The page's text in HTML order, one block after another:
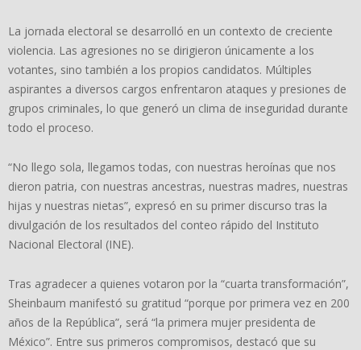
La jornada electoral se desarrolló en un contexto de creciente
violencia. Las agresiones no se dirigieron únicamente a los
votantes, sino también a los propios candidatos. Múltiples
aspirantes a diversos cargos enfrentaron ataques y presiones de
grupos criminales, lo que generó un clima de inseguridad durante
todo el proceso.
“No llego sola, llegamos todas, con nuestras heroínas que nos
dieron patria, con nuestras ancestras, nuestras madres, nuestras
hijas y nuestras nietas”, expresó en su primer discurso tras la
divulgación de los resultados del conteo rápido del Instituto
Nacional Electoral (INE).
Tras agradecer a quienes votaron por la “cuarta transformación”,
Sheinbaum manifestó su gratitud “porque por primera vez en 200
años de la República”, será “la primera mujer presidenta de
México”. Entre sus primeros compromisos, destacó que su